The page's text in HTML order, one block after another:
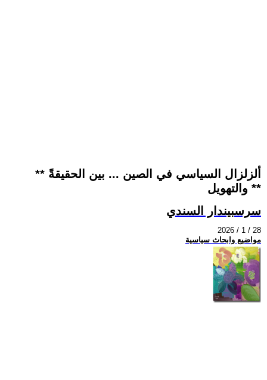
** ألزلزال السياسي في الصين ... بين الحقيقةً
والتهويل **
سرسبيندار السندي
2026 / 1 / 28
مواضيع وابحاث سياسية